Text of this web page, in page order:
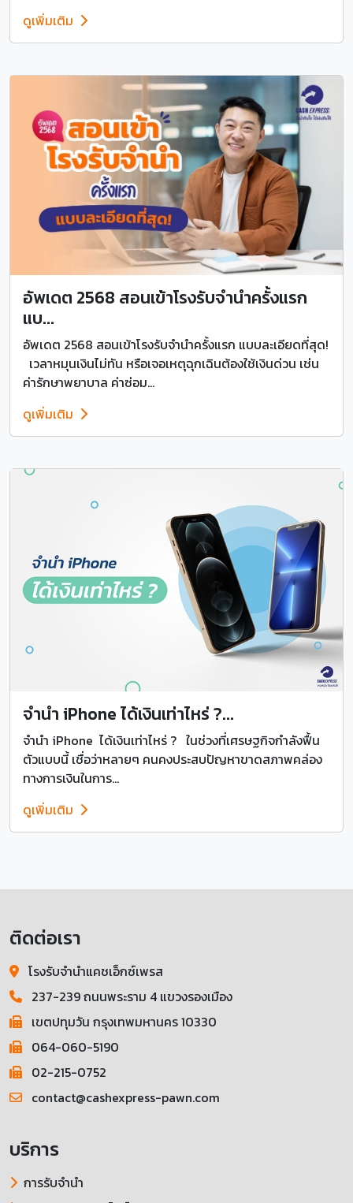
ดูเพิ่มเติม
อัพเดต 2568 สอนเข้าโรงรับจำนำครั้งแรก
แบ...
อัพเดต 2568 สอนเข้าโรงรับจำนำครั้งแรก แบบละเอียดที่สุด!
เวลาหมุนเงินไม่ทัน หรือเจอเหตุฉุกเฉินต้องใช้เงินด่วน เช่น
ค่ารักษาพยาบาล ค่าซ่อม...
ดูเพิ่มเติม
จำนำ iPhone ได้เงินเท่าไหร่ ?...
จำนำ iPhone ได้เงินเท่าไหร่ ? ในช่วงที่เศรษฐกิจกำลังฟื้น
ตัวแบบนี้ เชื่อว่าหลายๆ คนคงประสบปัญหาขาดสภาพคล่อง
ทางการเงินในการ...
ดูเพิ่มเติม
ติดต่อเรา
โรงรับจำนำแคชเอ็กซ์เพรส
237-239 ถนนพระราม 4 แขวงรองเมือง
เขตปทุมวัน กรุงเทพมหานคร 10330
064-060-5190
02-215-0752
contact@cashexpress-pawn.com
บริการ
การรับจำนำ